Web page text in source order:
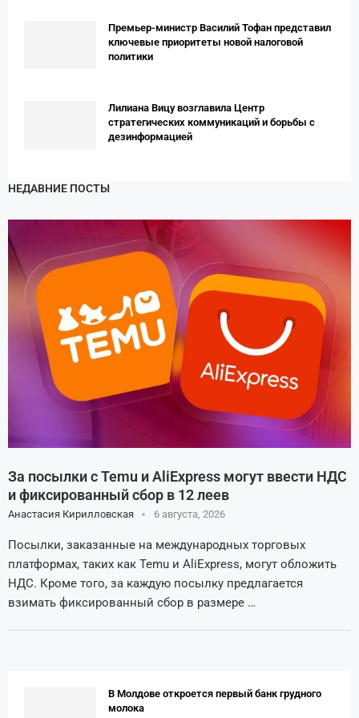
Премьер-министр Василий Тофан представил
ключевые приоритеты новой налоговой
политики
Лилиана Вицу возглавила Центр
стратегических коммуникаций и борьбы с
дезинформацией
НЕДАВНИЕ ПОСТЫ
За посылки с Temu и AliExpress могут ввести НДС
и фиксированный сбор в 12 леев
Анастасия Кирилловская 6 августа, 2026
Посылки, заказанные на международных торговых
платформах, таких как Temu и AliExpress, могут обложить
НДС. Кроме того, за каждую посылку предлагается
взимать фиксированный сбор в размере …
В Молдове откроется первый банк грудного
молока